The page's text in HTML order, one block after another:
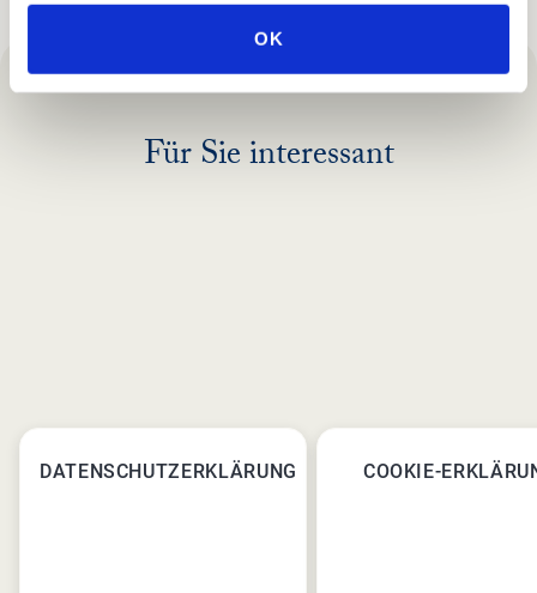
OK
Für Sie interessant
DATENSCHUTZERKLÄRUNG COOKIE-